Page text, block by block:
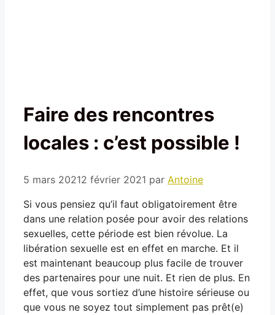
Faire des rencontres
locales : c’est possible !
5 mars 20212 février 2021 par Antoine
Si vous pensiez qu’il faut obligatoirement être
dans une relation posée pour avoir des relations
sexuelles, cette période est bien révolue. La
libération sexuelle est en effet en marche. Et il
est maintenant beaucoup plus facile de trouver
des partenaires pour une nuit. Et rien de plus. En
effet, que vous sortiez d’une histoire sérieuse ou
que vous ne soyez tout simplement pas prêt(e)